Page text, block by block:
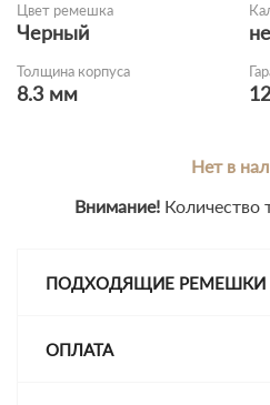
Цвет ремешка
Черный
Толщина корпуса
8.3 мм
Нет в
Внимание! Количество
ПОДХОДЯЩИЕ РЕМЕШКИ
ОПЛАТА